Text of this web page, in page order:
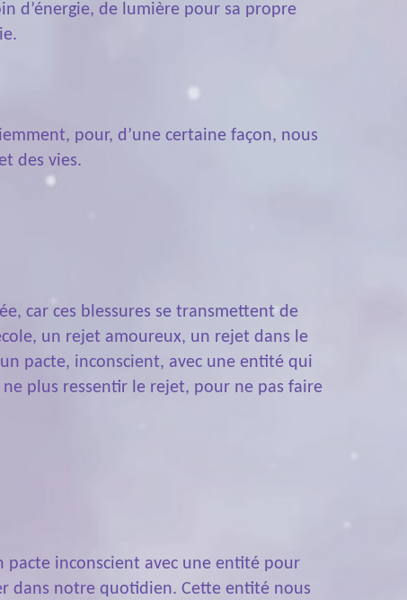
d’énergie, de lumière pour sa propre
pour, d’une certaine façon, nous
des vies.
car ces blessures se transmettent de
un rejet amoureux, un rejet dans le
pacte, inconscient, avec une entité qui
plus ressentir le rejet, pour ne pas faire
inconscient avec une entité pour
dans notre quotidien. Cette entité nous